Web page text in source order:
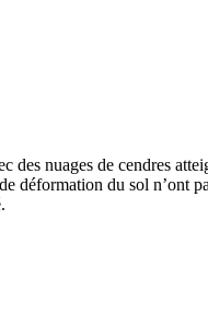
nuages de cendres
déformation du sol n’ont